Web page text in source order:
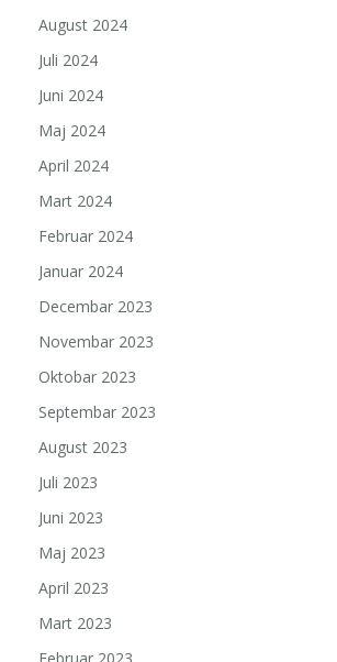
August 2024
Juli 2024
Juni 2024
Maj 2024
April 2024
Mart 2024
Februar 2024
Januar 2024
Decembar 2023
Novembar 2023
Oktobar 2023
Septembar 2023
August 2023
Juli 2023
Juni 2023
Maj 2023
April 2023
Mart 2023
Februar 2023